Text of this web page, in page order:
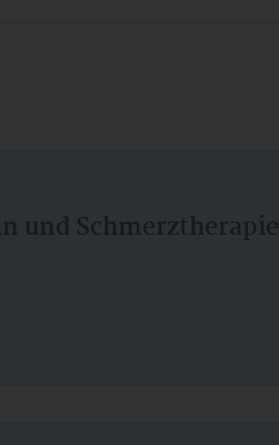
und Schmerztherapie